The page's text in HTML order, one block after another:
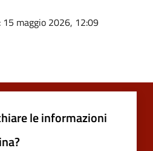
: 15 maggio 2026, 12:09
le informazioni